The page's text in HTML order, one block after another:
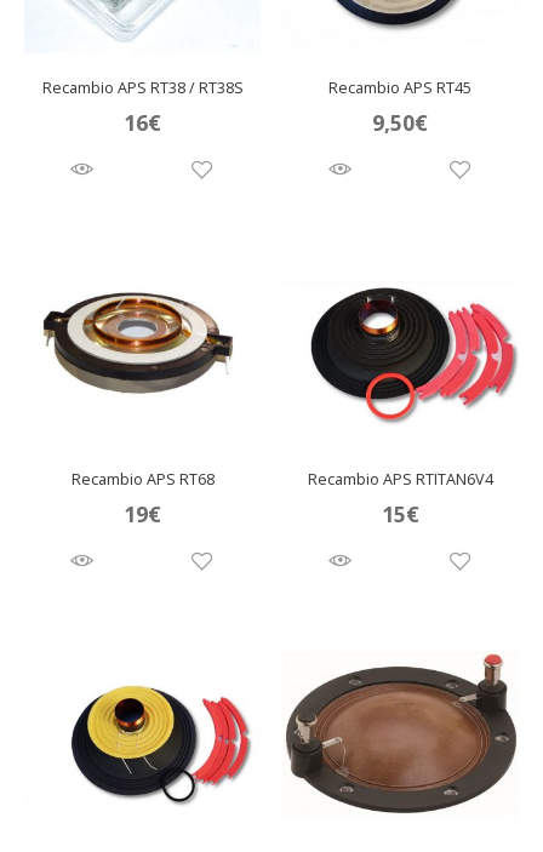
Recambio APS RT38 / RT38S
16€
Recambio APS RT45
9,50€
Recambio APS RT68
19€
Recambio APS RTITAN6V4
15€